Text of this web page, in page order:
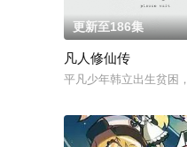
更新至186集
凡人修仙传
平凡少年韩立出生贫困